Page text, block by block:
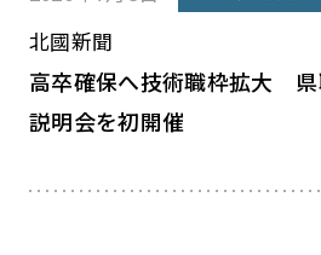
北國新聞
高卒確保へ技術職枠拡大 県
説明会を初開催